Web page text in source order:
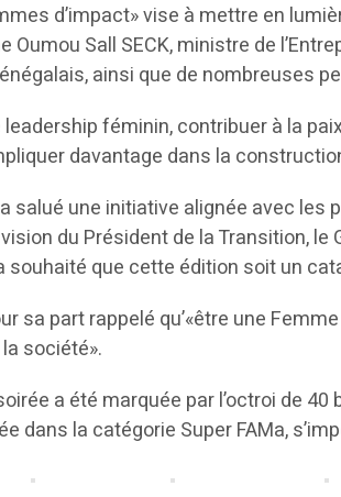
d’impact» vise à mettre en
Sall SECK, ministre de
ainsi que de nombreuses
leadership féminin, contribuer à la
davantage dans la
salué une initiative alignée avec les
du Président de la Transition,
souhaité que cette édition soit un
sa part rappelé qu’«être une
société».
a été marquée par l’octroi de
dans la catégorie Super FAMa,